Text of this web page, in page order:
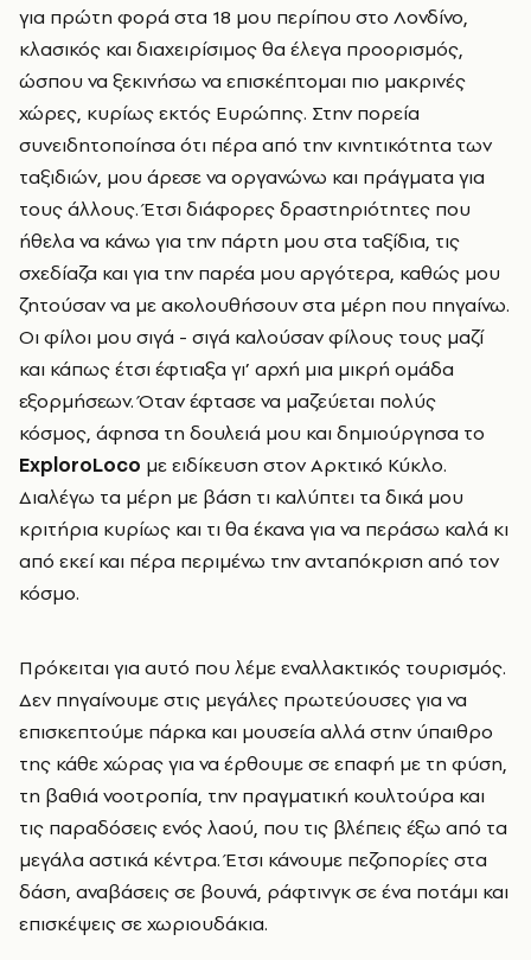
για πρώτη φορά στα 18 μου περίπου στο Λονδίνο,
κλασικός και διαχειρίσιμος θα έλεγα προορισμός,
ώσπου να ξεκινήσω να επισκέπτομαι πιο μακρινές
χώρες, κυρίως εκτός Ευρώπης. Στην πορεία
συνειδητοποίησα ότι πέρα από την κινητικότητα των
ταξιδιών, μου άρεσε να οργανώνω και πράγματα για
τους άλλους. Έτσι διάφορες δραστηριότητες που
ήθελα να κάνω για την πάρτη μου στα ταξίδια, τις
σχεδίαζα και για την παρέα μου αργότερα, καθώς μου
ζητούσαν να με ακολουθήσουν στα μέρη που πηγαίνω.
Οι φίλοι μου σιγά - σιγά καλούσαν φίλους τους μαζί
και κάπως έτσι έφτιαξα γι’ αρχή μια μικρή ομάδα
εξορμήσεων. Όταν έφτασε να μαζεύεται πολύς
κόσμος, άφησα τη δουλειά μου και δημιούργησα το
ExploroLoco με ειδίκευση στον Αρκτικό Κύκλο.
Διαλέγω τα μέρη με βάση τι καλύπτει τα δικά μου
κριτήρια κυρίως και τι θα έκανα για να περάσω καλά κι
από εκεί και πέρα περιμένω την ανταπόκριση από τον
κόσμο.
Πρόκειται για αυτό που λέμε εναλλακτικός τουρισμός.
Δεν πηγαίνουμε στις μεγάλες πρωτεύουσες για να
επισκεπτούμε πάρκα και μουσεία αλλά στην ύπαιθρο
της κάθε χώρας για να έρθουμε σε επαφή με τη φύση,
τη βαθιά νοοτροπία, την πραγματική κουλτούρα και
τις παραδόσεις ενός λαού, που τις βλέπεις έξω από τα
μεγάλα αστικά κέντρα. Έτσι κάνουμε πεζοπορίες στα
δάση, αναβάσεις σε βουνά, ράφτινγκ σε ένα ποτάμι και
επισκέψεις σε χωριουδάκια.